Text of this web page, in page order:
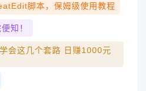
脚本，保姆级使用教程
知！
会这几个套路 日赚1000元